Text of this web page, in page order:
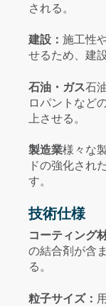
される。
建設： 施工性
せるため、建
石油・ガス石
ロパントなど
上させる。
製造業様々な
ドの強化され
す。
技術仕様
コーティング
の結合剤が含
る。
粒子サイズ：